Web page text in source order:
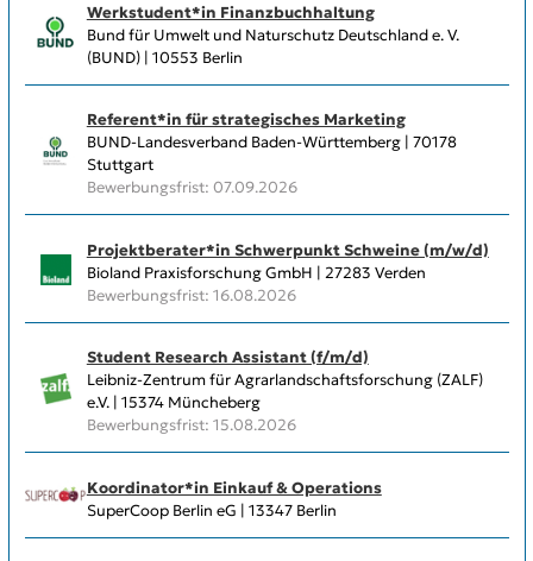
Werkstudent*in Finanzbuchhaltung
Bund für Umwelt und Naturschutz Deutschland e. V.
(BUND) | 10553 Berlin
Referent*in für strategisches Marketing
BUND-Landesverband Baden-Württemberg | 70178
Stuttgart
Bewerbungsfrist: 07.09.2026
Projektberater*in Schwerpunkt Schweine (m/w/d)
Bioland Praxisforschung GmbH | 27283 Verden
Bewerbungsfrist: 16.08.2026
Student Research Assistant (f/m/d)
Leibniz-Zentrum für Agrarlandschaftsforschung (ZALF)
e.V. | 15374 Müncheberg
Bewerbungsfrist: 15.08.2026
Koordinator*in Einkauf & Operations
SuperCoop Berlin eG | 13347 Berlin